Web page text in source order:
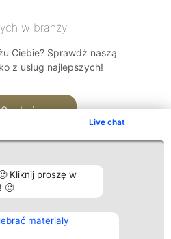
Live chat
Kliknij proszę w
🙂
materiały
w branży
Ciebie? Sprawdź naszą
z usług najlepszych!
Szukaj
Kontakt
Kontakt